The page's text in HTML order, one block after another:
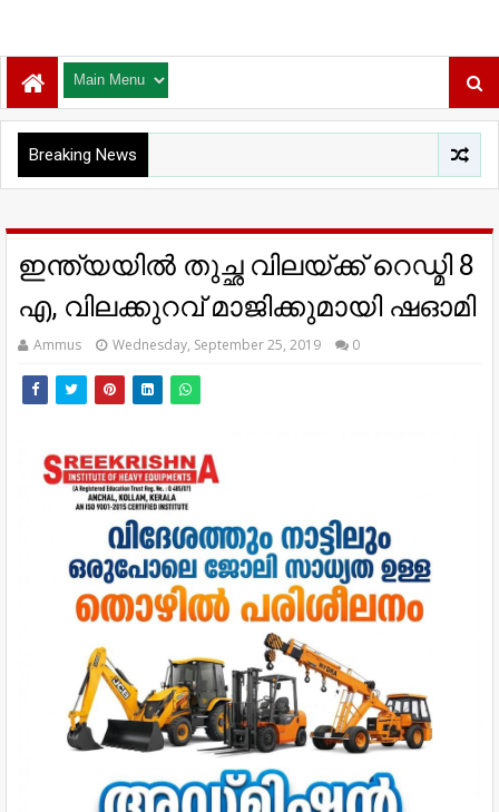
Breaking News
ഇന്ത്യയില്‍ തുച്ഛ വിലയ്ക്ക് റെഡ്മി 8
എ, വിലക്കുറവ് മാജിക്കുമായി ഷഓമി
Ammus Wednesday, September 25, 2019 0